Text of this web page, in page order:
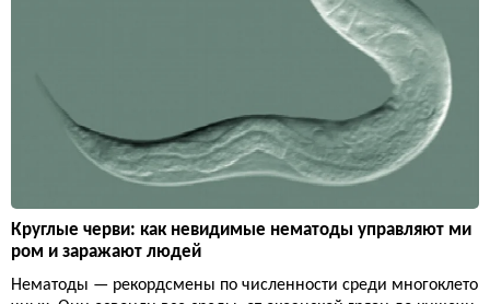
Круглые черви: как невидимые нематоды управляют ми
ром и заражают людей
Нематоды — рекордсмены по численности среди многоклето